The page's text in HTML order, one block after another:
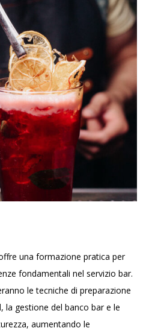
una formazione pratica per
fondamentali nel servizio bar.
le tecniche di preparazione
la gestione del banco bar e le
aumentando le